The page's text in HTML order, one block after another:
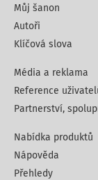
Můj šanon
Autoři
Klíčová slova
Média a reklama
Reference
Partnerství,
Nabídka produktů
Nápověda
Přehledy